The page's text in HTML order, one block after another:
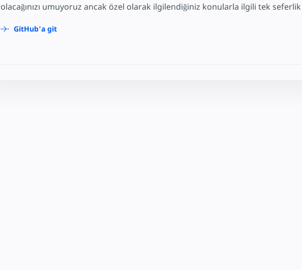
olacağınızı umuyoruz ancak özel olarak ilgilendiğiniz konularla ilgili tek
GitHub'a git